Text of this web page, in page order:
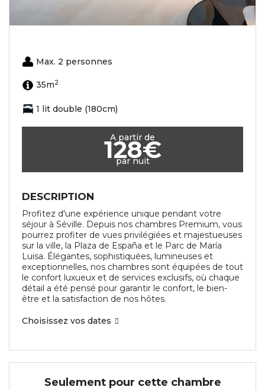
Max. 2 personnes
35m2
1 lit double (180cm)
A partir de
128€
par nuit
DESCRIPTION
Profitez d'une expérience unique pendant votre
séjour à Séville. Depuis nos chambres Premium, vous
pourrez profiter de vues privilégiées et majestueuses
sur la ville, la Plaza de España et le Parc de María
Luisa. Élégantes, sophistiquées, lumineuses et
exceptionnelles, nos chambres sont équipées de tout
le confort luxueux et de services exclusifs, où chaque
détail a été pensé pour garantir le confort, le bien-
être et la satisfaction de nos hôtes.
Choisissez vos dates
Seulement pour cette chambre